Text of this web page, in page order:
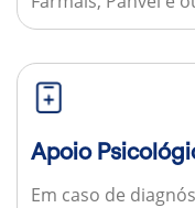
Apoio
Em caso de